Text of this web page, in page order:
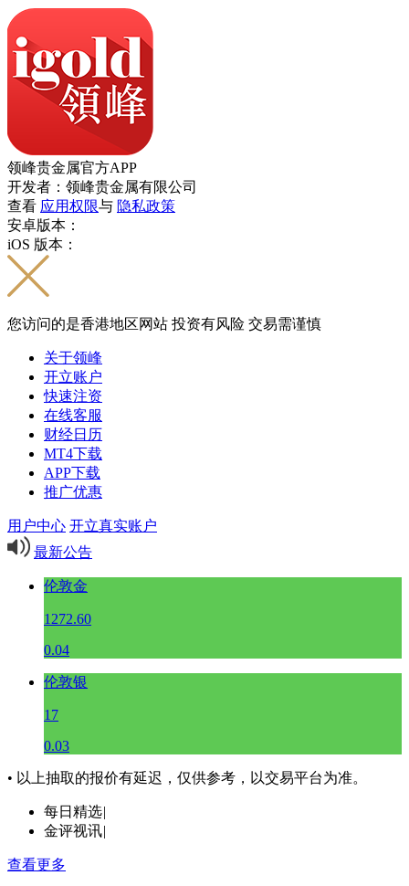
领峰贵金属官方APP
开发者：领峰贵金属有限公司
查看 应用权限与 隐私政策
安卓版本：
iOS 版本：
您访问的是香港地区网站 投资有风险 交易需谨慎
关于领峰
开立账户
快速注资
在线客服
财经日历
MT4下载
APP下载
推广优惠
用户中心 开立真实账户
最新公告
伦敦金
1272.60
0.04
伦敦银
17
0.03
• 以上抽取的报价有延迟，仅供参考，以交易平台为准。
每日精选|
金评视讯|
查看更多